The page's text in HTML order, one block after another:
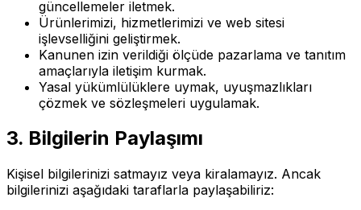
güncellemeler iletmek.
Ürünlerimizi, hizmetlerimizi ve web sitesi
işlevselliğini geliştirmek.
Kanunen izin verildiği ölçüde pazarlama ve tanıtım
amaçlarıyla iletişim kurmak.
Yasal yükümlülüklere uymak, uyuşmazlıkları
çözmek ve sözleşmeleri uygulamak.
3. Bilgilerin Paylaşımı
Kişisel bilgilerinizi satmayız veya kiralamayız. Ancak
bilgilerinizi aşağıdaki taraflarla paylaşabiliriz: